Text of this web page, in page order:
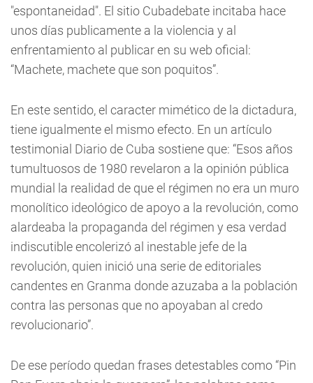
"espontaneidad". El sitio Cubadebate incitaba hace
unos días publicamente a la violencia y al
enfrentamiento al publicar en su web oficial:
“Machete, machete que son poquitos”.
En este sentido, el caracter mimético de la dictadura,
tiene igualmente el mismo efecto. En un artículo
testimonial Diario de Cuba sostiene que: “Esos años
tumultuosos de 1980 revelaron a la opinión pública
mundial la realidad de que el régimen no era un muro
monolítico ideológico de apoyo a la revolución, como
alardeaba la propaganda del régimen y esa verdad
indiscutible encolerizó al inestable jefe de la
revolución, quien inició una serie de editoriales
candentes en Granma donde azuzaba a la población
contra las personas que no apoyaban al credo
revolucionario”.
De ese período quedan frases detestables como “Pin